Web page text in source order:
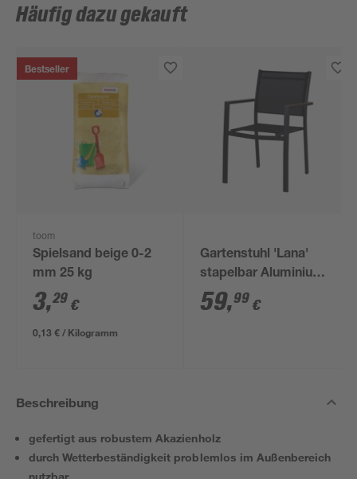
Häufig dazu gekauft
Bestseller
toom
Spielsand beige 0-2
mm 25 kg
3,29 €
0,13 € / Kilogramm
Gartenstuhl 'Lana'
stapelbar Aluminium
schwarz 56 x 84 x 58
cm
59,99 €
Beschreibung
gefertigt aus robustem Akazienholz
durch Wetterbeständigkeit problemlos im Außenbereich
nutzbar